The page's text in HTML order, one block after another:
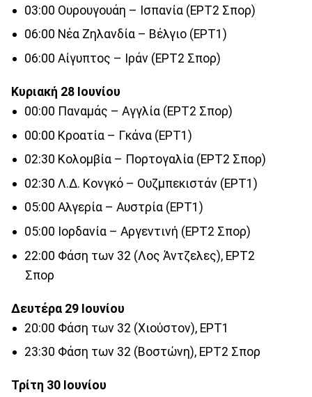
03:00 Ουρουγουάη – Ισπανία (ΕΡΤ2 Σπορ)
06:00 Νέα Ζηλανδία – Βέλγιο (ΕΡΤ1)
06:00 Αίγυπτος – Ιράν (ΕΡΤ2 Σπορ)
Κυριακή 28 Ιουνίου
00:00 Παναμάς – Αγγλία (ΕΡΤ2 Σπορ)
00:00 Κροατία – Γκάνα (ΕΡΤ1)
02:30 Κολομβία – Πορτογαλία (ΕΡΤ2 Σπορ)
02:30 Λ.Δ. Κονγκό – Ουζμπεκιστάν (ΕΡΤ1)
05:00 Αλγερία – Αυστρία (ΕΡΤ1)
05:00 Ιορδανία – Αργεντινή (ΕΡΤ2 Σπορ)
22:00 Φάση των 32 (Λος Άντζελες), ΕΡΤ2
Σπορ
Δευτέρα 29 Ιουνίου
20:00 Φάση των 32 (Χιούστον), ΕΡΤ1
23:30 Φάση των 32 (Βοστώνη), ΕΡΤ2 Σπορ
Τρίτη 30 Ιουνίου